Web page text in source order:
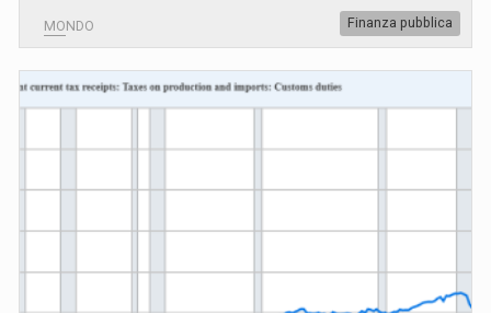
MONDO Finanza pubblica